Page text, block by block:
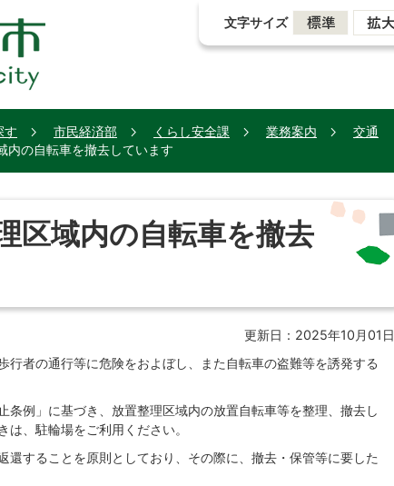
文字サイズ
す 市民経済部 くらし安全課 業務案内
交通
内の自転車を撤去しています
区域内の自転車を撤去
更新日：2025年10月01日
行者の通行等に危険をおよぼし、また自転車の盗難等を誘発する
条例」に基づき、放置整理区域内の放置自転車等を整理、撤去し
、駐輪場をご利用ください。
還することを原則としており、その際に、撤去・保管等に要した